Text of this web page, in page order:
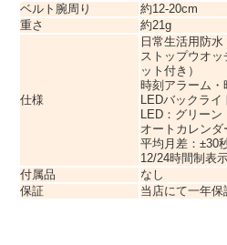
ベルト腕周り
約12-20cm
重さ
約21g
仕様
日常生活用防水
ストップウオ
ット付き）
時刻アラーム・
LEDバックライ
LED：グリーン
オートカレンダ
平均月差：±30
12/24時間制表
付属品
なし
保証
当店にて一年保